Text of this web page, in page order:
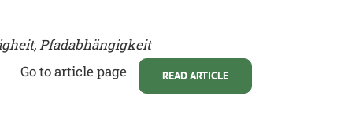
Pfadabhängigkeit
READ ARTICLE
Go to article page